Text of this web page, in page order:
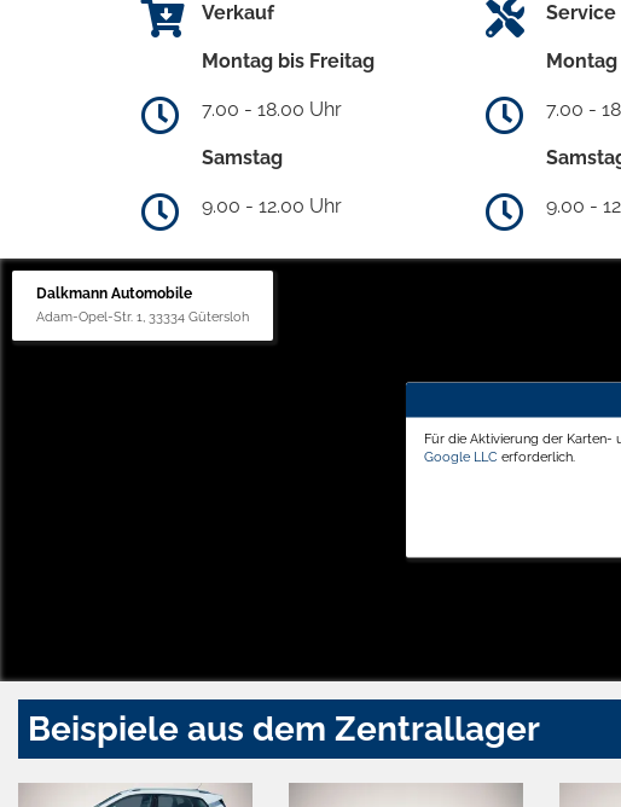
Verkauf
Montag bis Freitag
7.00 - 18.00 Uhr
Samstag
9.00 - 12.00 Uhr
Service
7.00 -
9.00 -
Dalkmann Automobile
Adam-Opel-Str. 1, 33334 Gütersloh
Für die Aktivierung der Karten-
Google LLC erforderlich.
Beispiele aus dem Zentrallager